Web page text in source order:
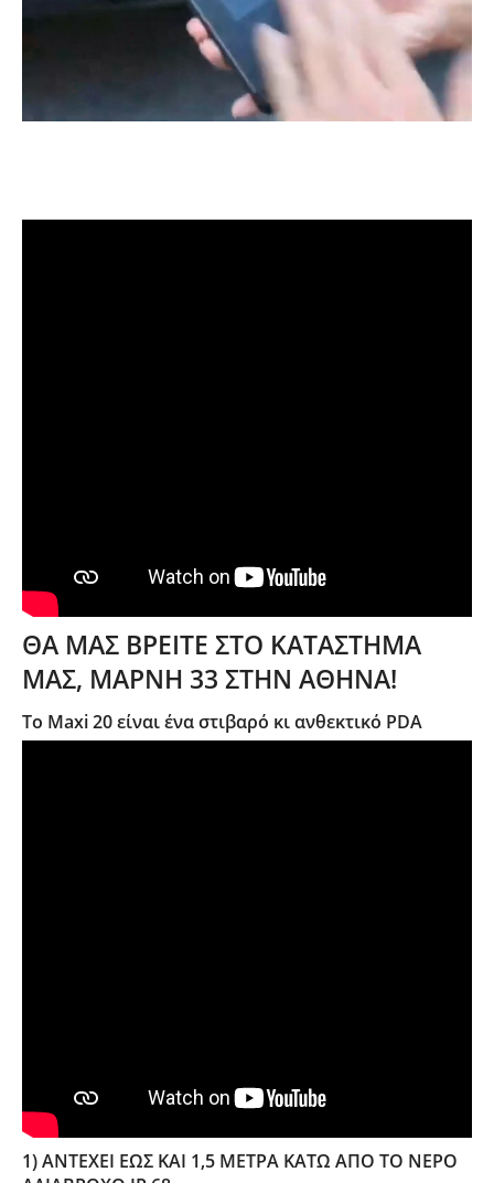
ΘΑ ΜΑΣ ΒΡΕΙΤΕ ΣΤΟ ΚΑΤΑΣΤΗΜΑ
ΜΑΣ, ΜΑΡΝΗ 33 ΣΤΗΝ ΑΘΗΝΑ!
To Maxi 20 είναι ένα στιβαρό κι ανθεκτικό PDA
1) ΑΝΤΕΧΕΙ ΕΩΣ ΚΑΙ 1,5 ΜΕΤΡΑ ΚΑΤΩ ΑΠΟ ΤΟ ΝΕΡΟ